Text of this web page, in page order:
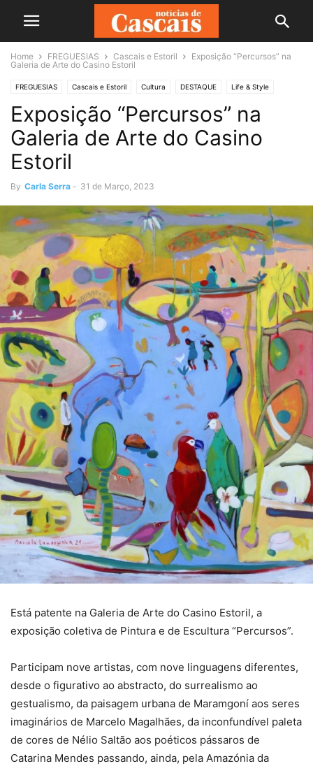
Home FREGUESIAS Cascais e Estoril
Exposição “Percursos” na
Galeria de Arte do Casino Estoril
FREGUESIAS Cascais e Estoril Cultura DESTAQUE Life & Style
Roteiro
Exposição “Percursos” na
Galeria de Arte do Casino
Estoril
By Carla Serra - 31 de Março, 2023
Está patente na Galeria de Arte do Casino Estoril, a
exposição coletiva de Pintura e de Escultura “Percursos”.
Participam nove artistas, com nove linguagens diferentes,
desde o figurativo ao abstracto, do surrealismo ao
gestualismo, da paisagem urbana de Maramgoní aos seres
imaginários de Marcelo Magalhães, da inconfundível paleta
de cores de Nélio Saltão aos poéticos pássaros de
Catarina Mendes passando, ainda, pela Amazónia da